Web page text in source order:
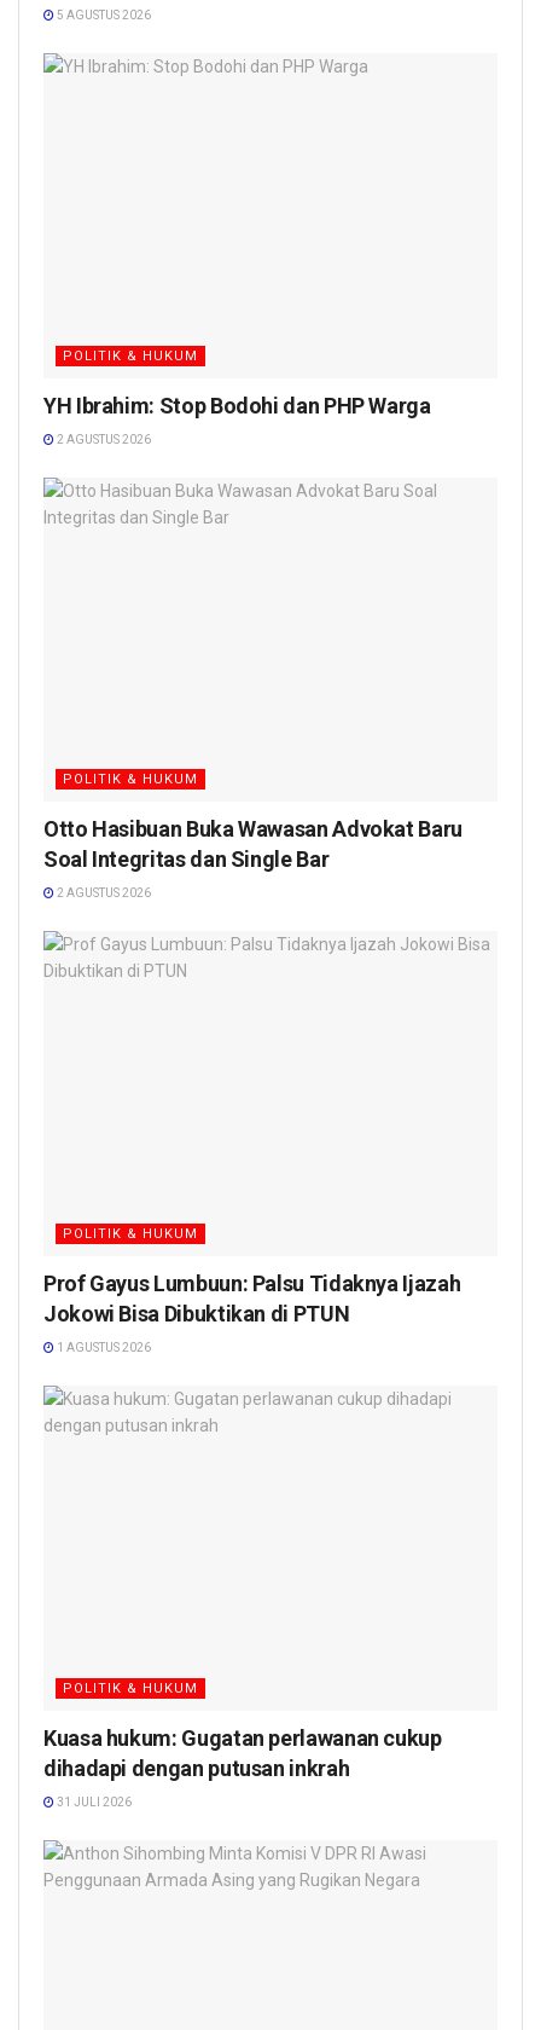
5 AGUSTUS 2026
POLITIK & HUKUM
YH Ibrahim: Stop Bodohi dan PHP Warga
2 AGUSTUS 2026
POLITIK & HUKUM
Otto Hasibuan Buka Wawasan Advokat Baru
Soal Integritas dan Single Bar
2 AGUSTUS 2026
POLITIK & HUKUM
Prof Gayus Lumbuun: Palsu Tidaknya Ijazah
Jokowi Bisa Dibuktikan di PTUN
1 AGUSTUS 2026
POLITIK & HUKUM
Kuasa hukum: Gugatan perlawanan cukup
dihadapi dengan putusan inkrah
31 JULI 2026